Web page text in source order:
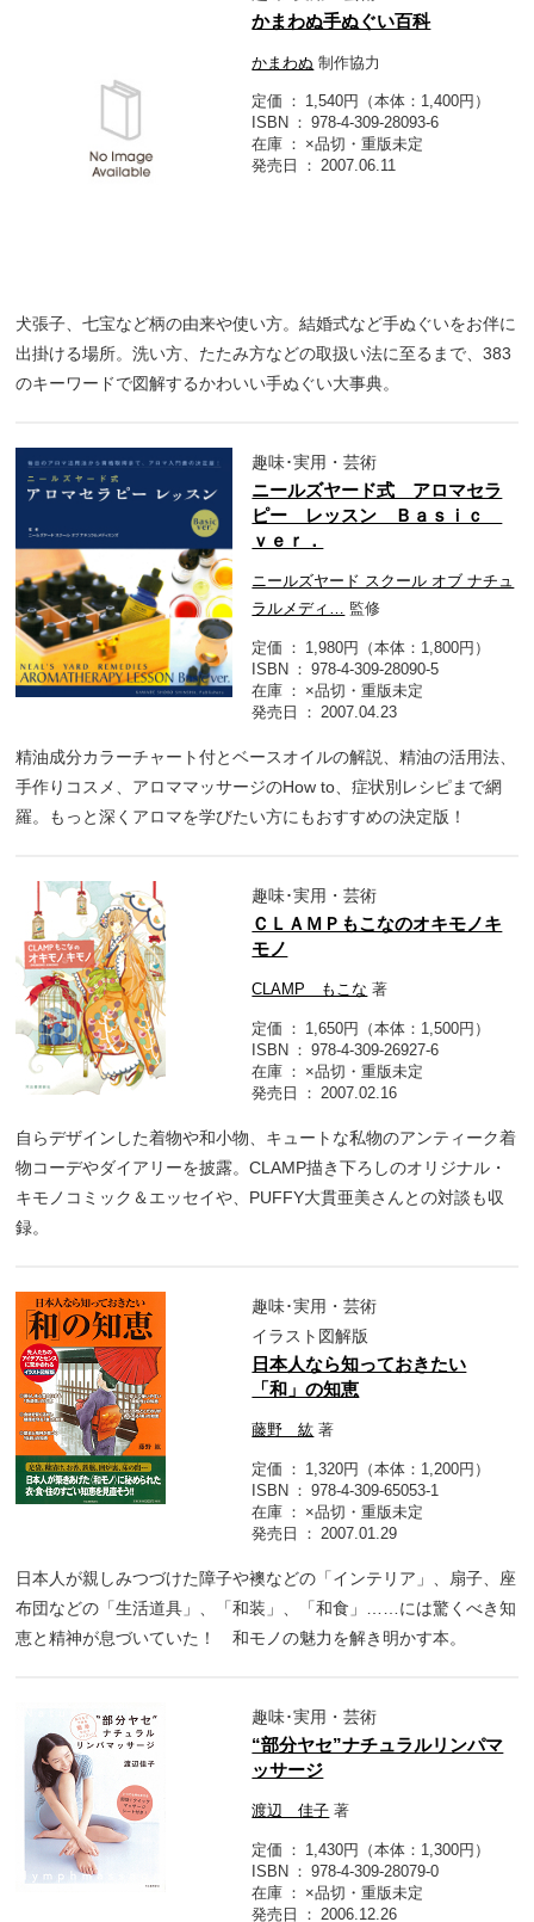
かまわぬ手ぬぐい百科
かまわぬ 制作協力
定価
1,540円（本体：1,400円）
ISBN
978-4-309-28093-6
在庫
×品切・重版未定
発売日
2007.06.11
犬張子、七宝など柄の由来や使い方。結婚式など手ぬぐいをお伴に
出掛ける場所。洗い方、たたみ方などの取扱い法に至るまで、383
のキーワードで図解するかわいい手ぬぐい大事典。
趣味･実用・芸術
ニールズヤード式 アロマセラ
ピー レッスン Ｂａｓｉｃ
ｖｅｒ．
ニールズヤード スクール オブ ナチュ
ラルメディ… 監修
定価
1,980円（本体：1,800円）
ISBN
978-4-309-28090-5
在庫
×品切・重版未定
発売日
2007.04.23
精油成分カラーチャート付とベースオイルの解説、精油の活用法、
手作りコスメ、アロママッサージのHow to、症状別レシピまで網
羅。もっと深くアロマを学びたい方にもおすすめの決定版！
趣味･実用・芸術
ＣＬＡＭＰもこなのオキモノキ
モノ
CLAMP もこな 著
定価
1,650円（本体：1,500円）
ISBN
978-4-309-26927-6
在庫
×品切・重版未定
発売日
2007.02.16
自らデザインした着物や和小物、キュートな私物のアンティーク着
物コーデやダイアリーを披露。CLAMP描き下ろしのオリジナル・
キモノコミック＆エッセイや、PUFFY大貫亜美さんとの対談も収
録。
趣味･実用・芸術
イラスト図解版
日本人なら知っておきたい
「和」の知恵
藤野 紘 著
定価
1,320円（本体：1,200円）
ISBN
978-4-309-65053-1
在庫
×品切・重版未定
発売日
2007.01.29
日本人が親しみつづけた障子や襖などの「インテリア」、扇子、座
布団などの「生活道具」、「和装」、「和食」……には驚くべき知
恵と精神が息づいていた！ 和モノの魅力を解き明かす本。
趣味･実用・芸術
“部分ヤセ”ナチュラルリンパマ
ッサージ
渡辺 佳子 著
定価
1,430円（本体：1,300円）
ISBN
978-4-309-28079-0
在庫
×品切・重版未定
発売日
2006.12.26